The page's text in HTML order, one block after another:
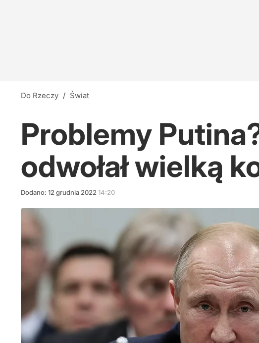
Do Rzeczy / Świat
Problemy
odwołał wielką
Dodano: 12 grudnia 2022 14:20